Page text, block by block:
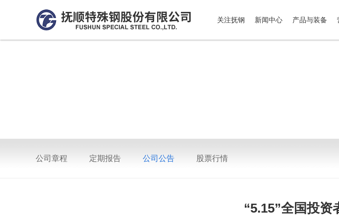
关注抚钢 新闻中心 产品与装备
公司章程 定期报告 公司公告 股票行情
“5.15”全国投资